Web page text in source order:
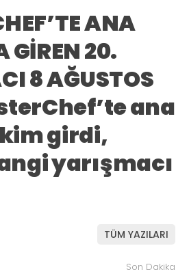
ANA
GİREN 20.
8 AĞUSTOS
ana
girdi,
yarışmacı
TÜM YAZILARI
Son Dakika